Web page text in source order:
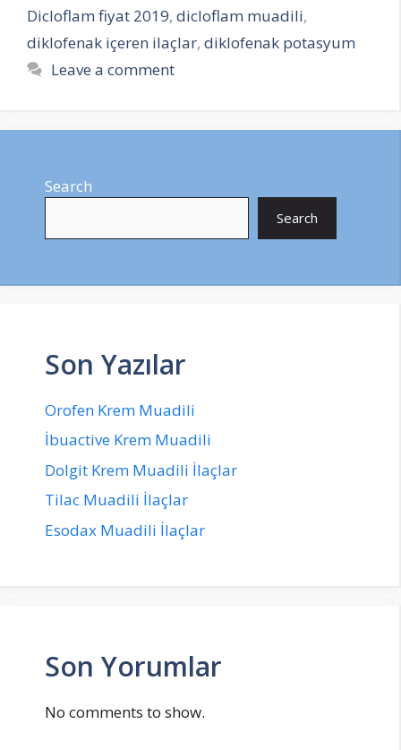
Dicloflam fiyat 2019, dicloflam muadili,
diklofenak içeren ilaçlar, diklofenak potasyum
Leave a comment
Search
Search
Son Yazılar
Orofen Krem Muadili
İbuactive Krem Muadili
Dolgit Krem Muadili İlaçlar
Tilac Muadili İlaçlar
Esodax Muadili İlaçlar
Son Yorumlar
No comments to show.